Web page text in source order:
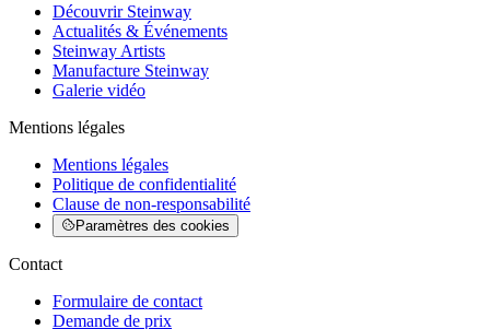
Découvrir Steinway
Actualités & Événements
Steinway Artists
Manufacture Steinway
Galerie vidéo
Mentions légales
Mentions légales
Politique de confidentialité
Clause de non-responsabilité
Paramètres des cookies
Contact
Formulaire de contact
Demande de prix